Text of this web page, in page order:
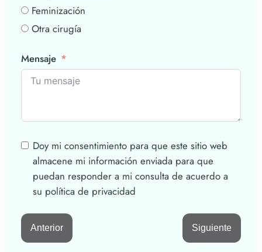
Feminización
Otra cirugía
Mensaje
Doy mi consentimiento para que este sitio web
almacene mi información enviada para que
puedan responder a mi consulta de acuerdo a
su política de privacidad
Anterior Siguiente